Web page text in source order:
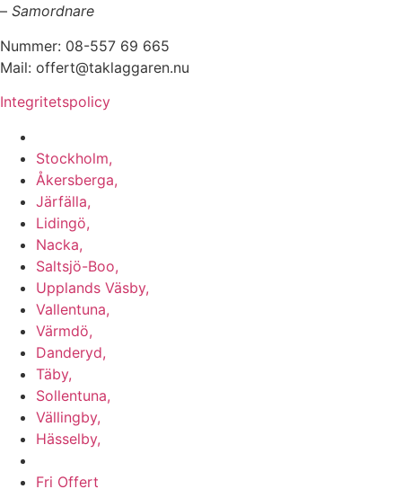
– Samordnare
Nummer: 08-557 69 665
Mail: offert@taklaggaren.nu
Integritetspolicy
Stockholm,
Åkersberga,
Järfälla,
Lidingö,
Nacka,
Saltsjö-Boo,
Upplands Väsby,
Vallentuna,
Värmdö,
Danderyd,
Täby,
Sollentuna,
Vällingby,
Hässelby,
Fri Offert